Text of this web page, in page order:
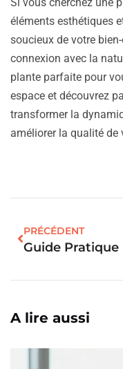
éléments esthétiques
soucieux de votre
connexion avec la
plante parfaite pour
espace et découvrez
transformer la
améliorer la qualité de
PRÉCÉDENT
A lire aussi